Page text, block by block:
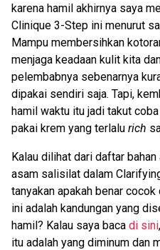
karena hamil akhirnya saya
Clinique 3-Step ini menurut
Mampu membersihkan
menjaga keadaan kulit kita
pelembabnya sebenarnya
dipakai sendiri saja. Tapi,
hamil waktu itu jadi takut
pakai krem yang terlalu rich
Kalau dilihat dari daftar
asam salisilat dalam
tanyakan apakah benar
ini adalah kandungan yang
hamil? Kalau saya baca di sini
itu adalah yang diminum dan